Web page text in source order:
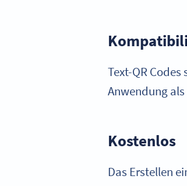
Text-QR
Anwendung
Kostenlos
Das Erstellen